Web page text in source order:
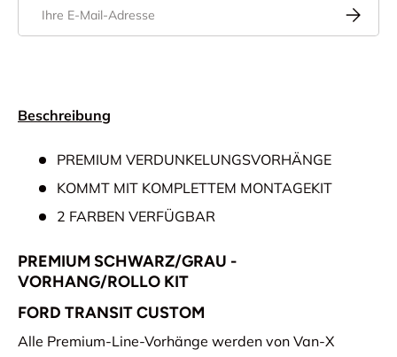
Beschreibung
PREMIUM VERDUNKELUNGSVORHÄNGE
KOMMT MIT KOMPLETTEM MONTAGEKIT
2 FARBEN VERFÜGBAR
PREMIUM SCHWARZ/GRAU -
VORHANG/ROLLO KIT
FORD TRANSIT CUSTOM
Alle Premium-Line-Vorhänge werden von Van-X